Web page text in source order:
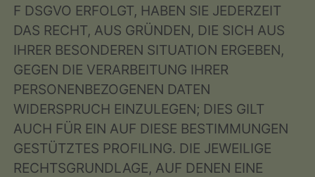
F DSGVO ERFOLGT, HABEN SIE JEDERZEIT
DAS RECHT, AUS GRÜNDEN, DIE SICH AUS
IHRER BESONDEREN SITUATION ERGEBEN,
GEGEN DIE VERARBEITUNG IHRER
PERSONENBEZOGENEN DATEN
WIDERSPRUCH EINZULEGEN; DIES GILT
AUCH FÜR EIN AUF DIESE BESTIMMUNGEN
GESTÜTZTES PROFILING. DIE JEWEILIGE
RECHTSGRUNDLAGE, AUF DENEN EINE